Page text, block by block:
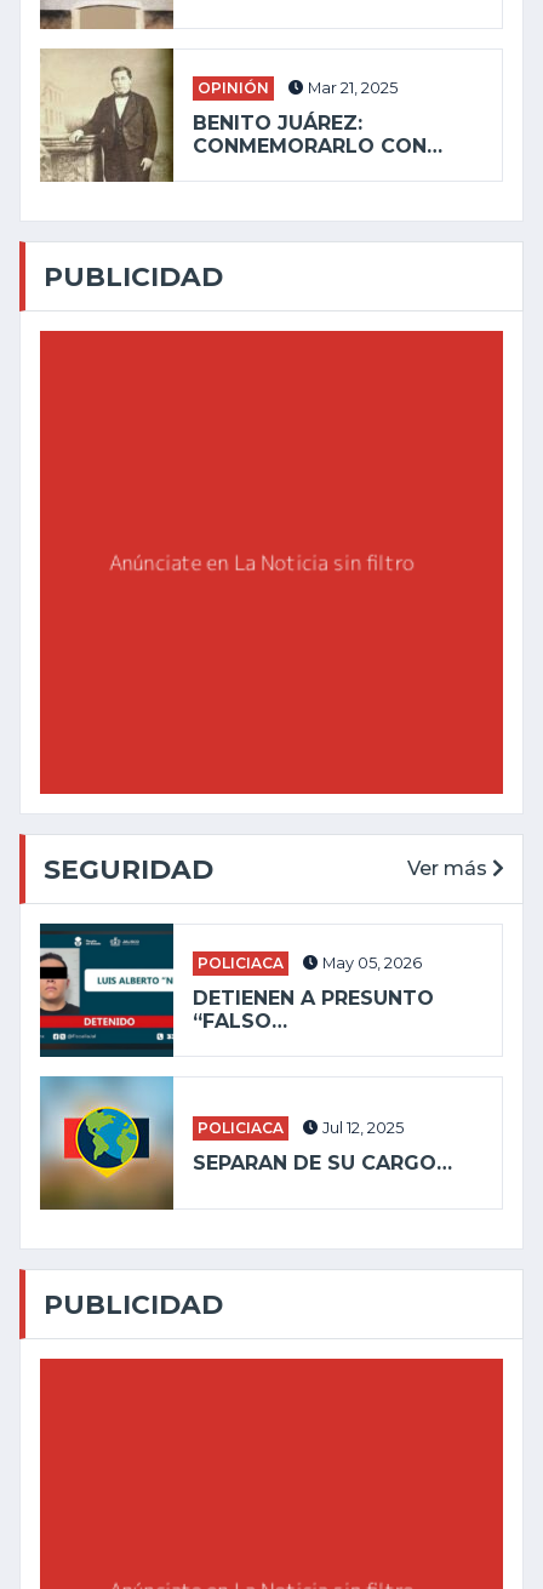
OPINIÓN Mar 21, 2025
BENITO JUÁREZ:
CONMEMORARLO CON…
PUBLICIDAD
SEGURIDAD Ver más
POLICIACA May 05, 2026
DETIENEN A PRESUNTO
“FALSO…
POLICIACA Jul 12, 2025
SEPARAN DE SU CARGO…
PUBLICIDAD